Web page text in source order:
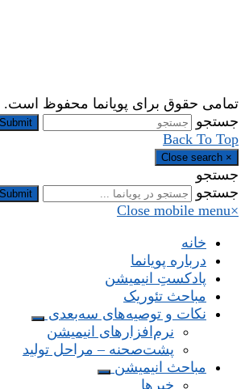
تمامی حقوق برای پویانما محفوظ است.
جستجو
Submit
Back To Top
×
Close search
جستجو
جستجو
Submit
×
Close mobile menu
خانه
درباره پویانما
پادکستِ انیمیشن
مباحث تئوریک
نکات و توصیه‌های‌ سه‌بعدی
نرم‌افزارهای انیمیشن
پشت‌صحنه – مراحل تولید
مباحث انیمیشن
خبرها